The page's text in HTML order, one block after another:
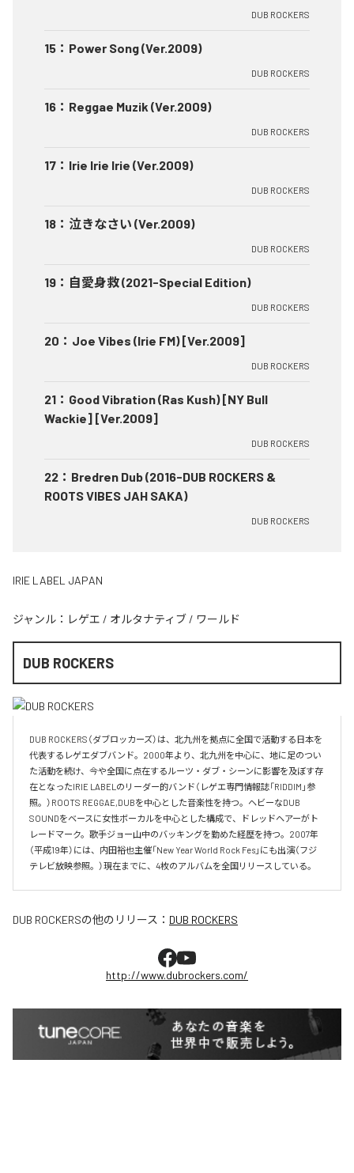
DUB ROCKERS
15 ： Power Song (Ver.2009)
DUB ROCKERS
16 ： Reggae Muzik (Ver.2009)
DUB ROCKERS
17 ： Irie Irie Irie (Ver.2009)
DUB ROCKERS
18 ： 泣きなさい (Ver.2009)
DUB ROCKERS
19 ： 自愛身救 (2021-Special Edition)
DUB ROCKERS
20 ： Joe Vibes (Irie FM) [Ver.2009]
DUB ROCKERS
21 ： Good Vibration (Ras Kush) [NY Bull
Wackie] [Ver.2009]
DUB ROCKERS
22 ： Bredren Dub (2016-DUB ROCKERS &
ROOTS VIBES JAH SAKA)
DUB ROCKERS
IRIE LABEL JAPAN
ジャンル： レゲエ / オルタナティブ / ワールド
DUB ROCKERS
DUB ROCKERS（ダブロッカーズ）は、北九州を拠点に全国で活動する日本を
代表するレゲエダブバンド。2000年より、北九州を中心に、地に足のつい
た活動を続け、今や全国に点在するルーツ・ダブ・シーンに影響を及ぼす存
在となったIRIE LABELのリーダー的バンド（レゲエ専門情報誌「RIDDIM」参
照。）ROOTS REGGAE,DUBを中心とした音楽性を持つ。ヘビーなDUB
SOUNDをベースに女性ボーカルを中心とした構成で、ドレッドヘアーがト
レードマーク。歌手ジョー山中のバッキングを勤めた経歴を持つ。2007年
（平成19年）には、内田裕也主催「New Year World Rock Fes」にも出演（フジ
テレビ放映参照。）現在までに、4枚のアルバムを全国リリースしている。
DUB ROCKERSの他のリリース： DUB ROCKERS
http://www.dubrockers.com/